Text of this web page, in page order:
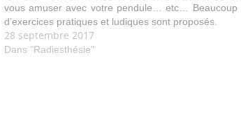
vous amuser avec votre pendule… etc… Beaucoup
d’exercices pratiques et ludiques sont proposés.
28 septembre 2017
Dans "Radiesthésie"